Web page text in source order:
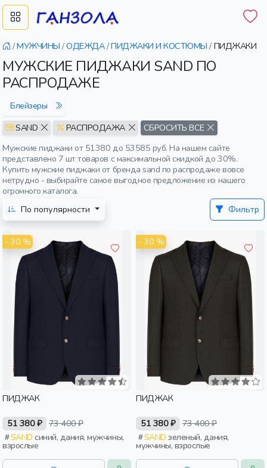
/МУЖЧИНЫ /ОДЕЖДА/ПИДЖАКИ И КОСТЮМЫ / ПИДЖАКИ
МУЖСКИЕ ПИДЖАКИ SAND ПО
РАСПРОДАЖЕ
Блейзеры
SAND
РАСПРОДАЖА
СБРОСИТЬ ВСЕ
Мужские пиджаки от 51380 до 53585 руб. На нашем сайте
представлено 7 шт товаров с максимальной скидкой до 30%.
Купить мужские пиджаки от бренда sand по распродаже вовсе
нетрудно - выбирайте самое выгодное предложение из нашего
огромного каталога.
По популярности
Фильтр
- 30 %
ПИДЖАК
51 380 ₽ 73 400 ₽
SAND синий, дания, мужчины,
взрослые
- 30 %
ПИДЖАК
51 380 ₽ 73 400 ₽
SAND зеленый, дания,
мужчины, взрослые